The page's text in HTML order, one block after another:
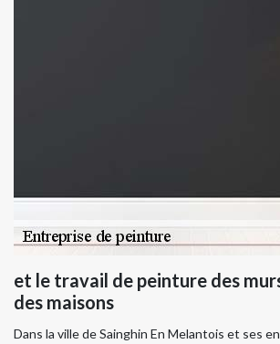
et le travail de peinture des
des maisons
Dans la ville de Sainghin En Melantois et ses